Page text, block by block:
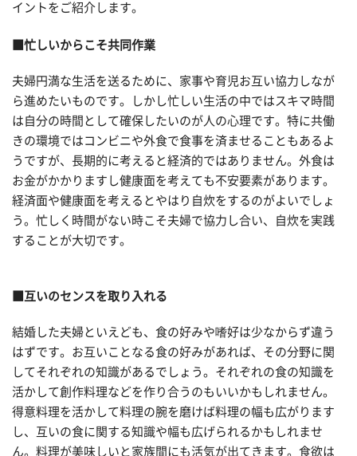
イントをご紹介します。
■忙しいからこそ共同作業
夫婦円満な生活を送るために、家事や育児お互い協力しなが
ら進めたいものです。しかし忙しい生活の中ではスキマ時間
は自分の時間として確保したいのが人の心理です。特に共働
きの環境ではコンビニや外食で食事を済ませることもあるよ
うですが、長期的に考えると経済的ではありません。外食は
お金がかかりますし健康面を考えても不安要素があります。
経済面や健康面を考えるとやはり自炊をするのがよいでしょ
う。忙しく時間がない時こそ夫婦で協力し合い、自炊を実践
することが大切です。
■互いのセンスを取り入れる
結婚した夫婦といえども、食の好みや嗜好は少なからず違う
はずです。お互いことなる食の好みがあれば、その分野に関
してそれぞれの知識があるでしょう。それぞれの食の知識を
活かして創作料理などを作り合うのもいいかもしれません。
得意料理を活かして料理の腕を磨けば料理の幅も広がります
し、互いの食に関する知識や幅も広げられるかもしれませ
ん。料理が美味しいと家族間にも活気が出てきます。食欲は